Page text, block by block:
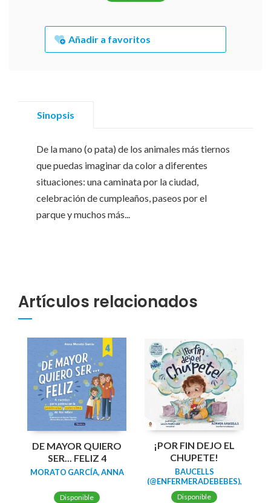
Añadir a favoritos
Sinopsis
De la mano (o pata) de los animales más tiernos
que puedas imaginar da color a diferentes
situaciones: una caminata por la ciudad,
celebración de cumpleaños, paseos por el
parque y muchos más...
Artículos relacionados
DE MAYOR QUIERO
SER... FELIZ 4
MORATO GARCÍA, ANNA
Disponible
¡POR FIN DEJO EL
CHUPETE!
BAUCELLS
(@ENFERMERADEBEBES),
AINHOA
Disponible